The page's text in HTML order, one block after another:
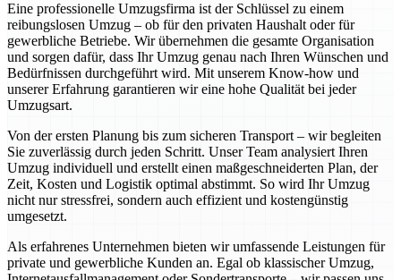
Eine professionelle Umzugsfirma ist der Schlüssel zu einem
reibungslosen Umzug – ob für den privaten Haushalt oder für
gewerbliche Betriebe. Wir übernehmen die gesamte Organisation
und sorgen dafür, dass Ihr Umzug genau nach Ihren Wünschen und
Bedürfnissen durchgeführt wird. Mit unserem Know-how und
unserer Erfahrung garantieren wir eine hohe Qualität bei jeder
Umzugsart.
Von der ersten Planung bis zum sicheren Transport – wir begleiten
Sie zuverlässig durch jeden Schritt. Unser Team analysiert Ihren
Umzug individuell und erstellt einen maßgeschneiderten Plan, der
Zeit, Kosten und Logistik optimal abstimmt. So wird Ihr Umzug
nicht nur stressfrei, sondern auch effizient und kostengünstig
umgesetzt.
Als erfahrenes Unternehmen bieten wir umfassende Leistungen für
private und gewerbliche Kunden an. Egal ob klassischer Umzug,